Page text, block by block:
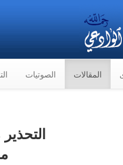
المقالات الصوتيات